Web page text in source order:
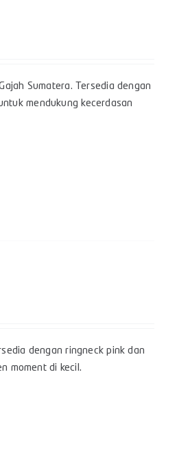
Sumatera. Tersedia dengan
mendukung kecerdasan
dengan ringneck pink dan
moment di kecil.